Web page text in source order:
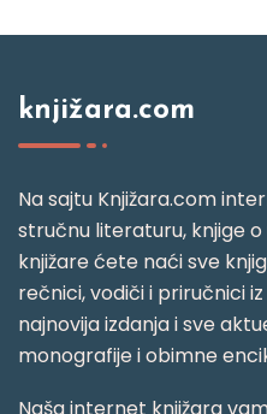
knjižara.com
Na sajtu Knjižara.com
stručnu literaturu, knjige o
knjižare ćete naći sve
rečnici, vodiči i priručnici
najnovija izdanja i sve
monografije i obimne